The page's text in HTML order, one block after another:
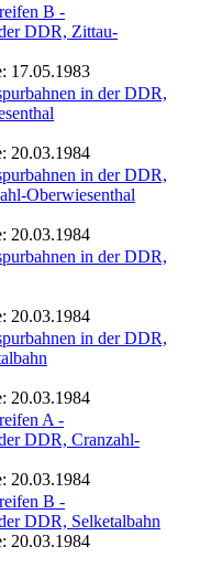
B -
DDR, Zittau-
17.05.1983
in der DDR,
20.03.1984
in der DDR,
Oberwiesenthal
20.03.1984
in der DDR,
20.03.1984
in der DDR,
20.03.1984
A -
DDR, Cranzahl-
20.03.1984
B -
DDR, Selketalbahn
20.03.1984